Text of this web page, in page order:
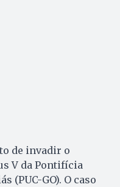
de invadir o
V da Pontifícia
(PUC-GO). O caso